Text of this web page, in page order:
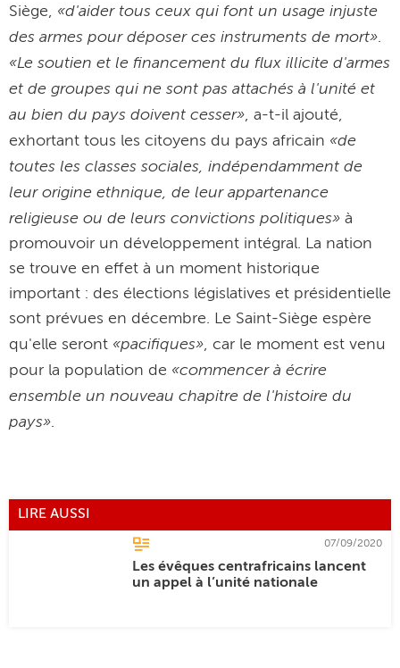
Siège, «d'aider tous ceux qui font un usage injuste
des armes pour déposer ces instruments de mort».
«Le soutien et le financement du flux illicite d'armes
et de groupes qui ne sont pas attachés à l'unité et
au bien du pays doivent cesser», a-t-il ajouté,
exhortant tous les citoyens du pays africain «de
toutes les classes sociales, indépendamment de
leur origine ethnique, de leur appartenance
religieuse ou de leurs convictions politiques» à
promouvoir un développement intégral. La nation
se trouve en effet à un moment historique
important : des élections législatives et présidentielle
sont prévues en décembre. Le Saint-Siège espère
qu'elle seront «pacifiques», car le moment est venu
pour la population de «commencer à écrire
ensemble un nouveau chapitre de l'histoire du
pays».
LIRE AUSSI
07/09/2020
Les évêques centrafricains lancent
un appel à l’unité nationale